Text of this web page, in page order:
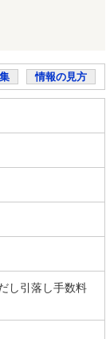
情報の見方
し引落し手数料